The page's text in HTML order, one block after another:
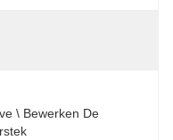
\ Bewerken De